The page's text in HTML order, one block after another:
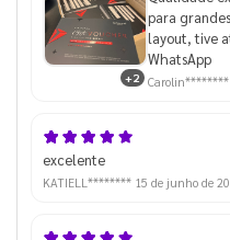
+2
para
layout, tive
WhatsApp
Carolin********
excelente
KATIELL******** 15 de junho de